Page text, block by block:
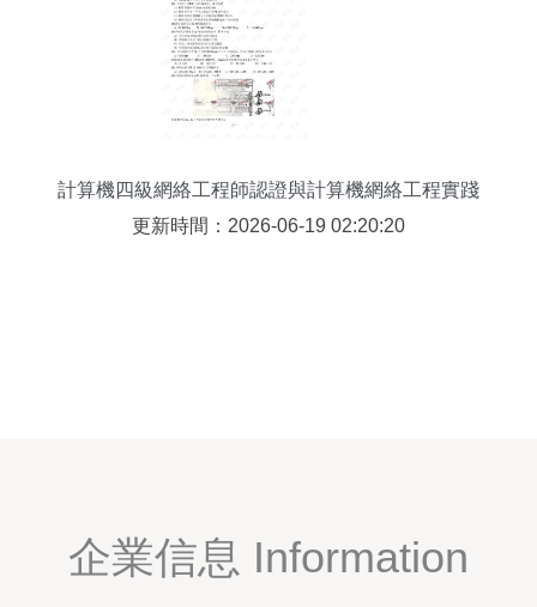
計算機四級網絡工程師認證與計算機網絡工程實踐
更新時間：2026-06-19 02:20:20
企業信息 Information